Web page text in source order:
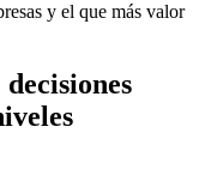
y el que más valor